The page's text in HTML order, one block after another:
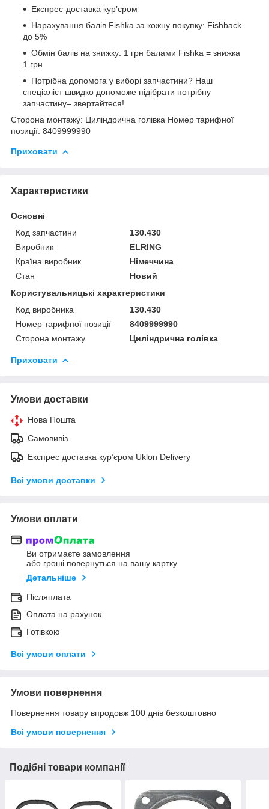
Експрес-доставка кур’єром
Нарахування балів Fishka за кожну покупку: Fishback
до 5%
Обмін балів на знижку: 1 грн балами Fishka = знижка
1 грн
Потрібна допомога у виборі запчастини? Наш
спеціаліст швидко допоможе підібрати потрібну
запчастину– звертайтеся!
Сторона монтажу: Циліндрична голівка Номер тарифної
позиції: 8409999990
Приховати
Характеристики
Основні
Код запчастини
130.430
Виробник
ELRING
Країна виробник
Німеччина
Стан
Новий
Користувальницькі характеристики
Код виробника
130.430
Номер тарифної позиції
8409999990
Сторона монтажу
Циліндрична голівка
Приховати
Умови доставки
Нова Пошта
Самовивіз
Експрес доставка кур’єром Uklon Delivery
Всі умови доставки
Умови оплати
Ви отримаєте замовлення
або гроші повернуться на вашу картку
Детальніше
Післяплата
Оплата на рахунок
Готівкою
Всі умови оплати
Умови повернення
Повернення товару впродовж 100 днів безкоштовно
Всі умови повернення
Подібні товари компанії